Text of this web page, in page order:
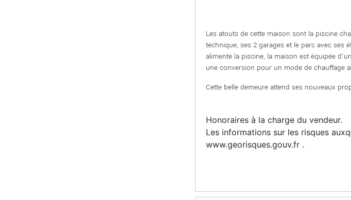
Les atouts de cette maison sont la piscine
technique, ses 2 garages et le parc avec ses
alimente la piscine, la maison est équipée
une conversion pour un mode de chauffage
Cette belle demeure attend ses nouveaux
Honoraires à la charge du vendeur.
Les informations sur les risques
www.georisques.gouv.fr .